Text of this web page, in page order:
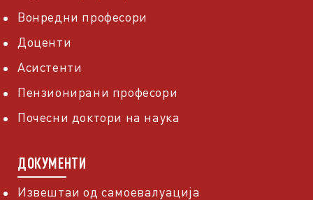
Вонредни професори
Доценти
Асистенти
Пензионирани професори
Почесни доктори на наука
ДОКУМЕНТИ
Извештаи од самоевалуација